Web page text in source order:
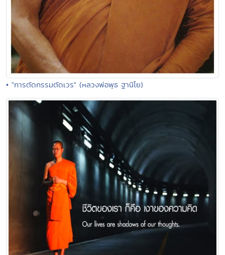
• "การตัดกรรมตัดเวร" (หลวงพ่อพุธ ฐานิโย)